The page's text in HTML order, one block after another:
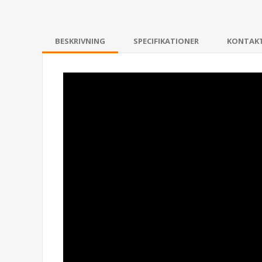
BESKRIVNING SPECIFIKATIONER